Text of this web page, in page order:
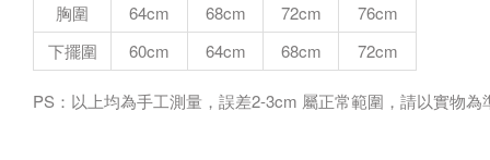
胸圍
64cm 68cm 72cm
76cm
下擺圍
60cm 64cm 68cm 72cm
PS：以上均為手工測量，誤差2-3cm 屬正常範圍，請以實物為